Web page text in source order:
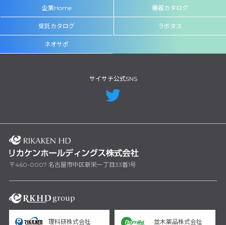
企業Home 機器カタログ
受託カタログ ラボタス
ネオサポ
サイサチ公式SNS
〒460-0007 名古屋市中区新栄一丁目33番1号
理科研株式会社 並木薬品株式会社